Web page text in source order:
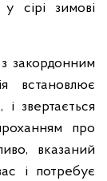
сірі зимові
закордонним
встановлює
і звертається
про
вказаний
і потребує